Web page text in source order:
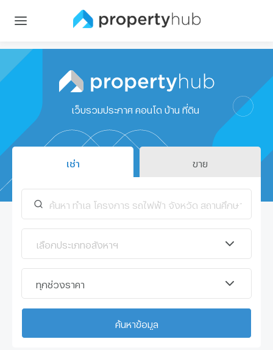
เว็บรวมประกาศ คอนโด บ้าน ที่ดิน
เช่า ขาย
เลือกประเภทอสังหาฯ
ทุกช่วงราคา
ค้นหาข้อมูล